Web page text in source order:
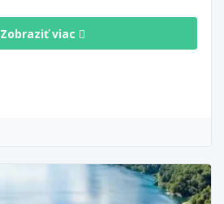
Zobraziť viac